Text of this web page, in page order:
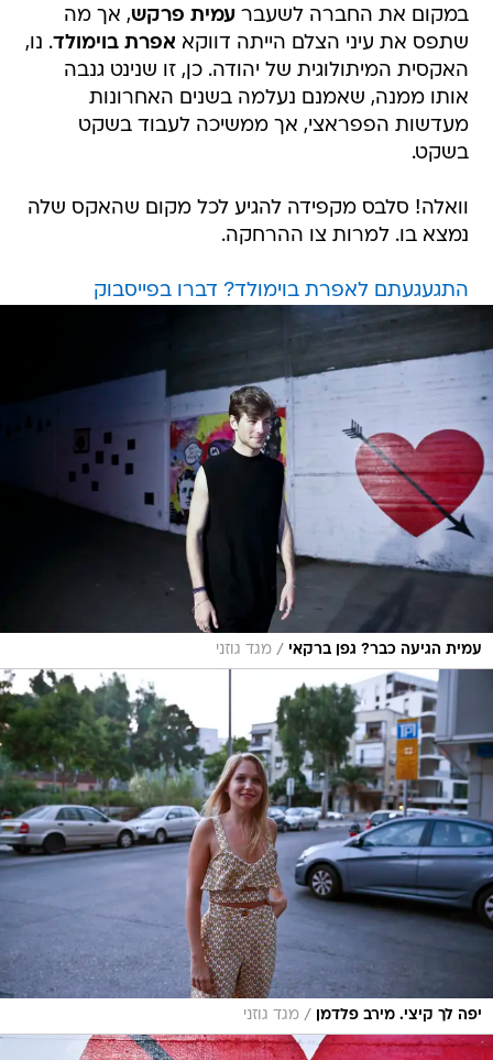
במקום את החברה לשעברעמית פרקש, אך מה
שתפס את עיני הצלם הייתה דווקא אפרת בוימולד. נו,
האקסית המיתולוגית של יהודה. כן, זו שנינט גנבה
אותו ממנה, שאמנם נעלמה בשנים האחרונות
מעדשות הפפראצי, אך ממשיכה לעבוד בשקט
בשקט.
וואלה! סלבס מקפידה להגיע לכל מקום שהאקס שלה
נמצא בו. למרות צו ההרחקה.
התגעגעתם לאפרת בוימולד? דברו בפייסבוק
עמית הגיעה כבר? גפן ברקאי / מגד גוזני
יפה לך קיצי. מירב פלדמן / מגד גוזני